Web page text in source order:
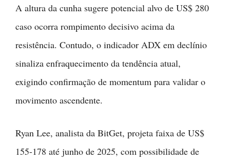
A altura da cunha sugere potencial alvo de US$ 280
caso ocorra rompimento decisivo acima da
resistência. Contudo, o indicador ADX em declínio
sinaliza enfraquecimento da tendência atual,
exigindo confirmação de momentum para validar o
movimento ascendente.
Ryan Lee, analista da BitGet, projeta faixa de US$
155-178 até junho de 2025, com possibilidade de